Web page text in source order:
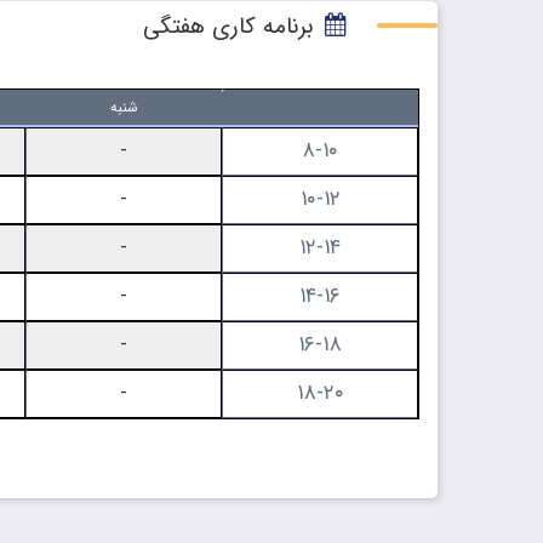
برنامه کاری هفتگی
شنبه
۸-۱۰ -
۱۰-۱۲ -
۱۲-۱۴ -
۱۴-۱۶ -
۱۶-۱۸ -
۱۸-۲۰ -